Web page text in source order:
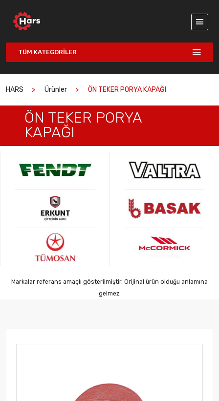
TÜM KATEGORILER
HARS Ürünler ÖN TEKER PORYA KAPAĞI
ÖN TEKER PORYA
KAPAĞI
Markalar referans amaçlı gösterilmiştir. Orijinal ürün olduğu anlamına
gelmez.